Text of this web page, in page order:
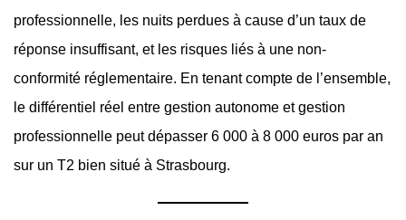
professionnelle, les nuits perdues à cause d’un taux de
réponse insuffisant, et les risques liés à une non-
conformité réglementaire. En tenant compte de l’ensemble,
le différentiel réel entre gestion autonome et gestion
professionnelle peut dépasser 6 000 à 8 000 euros par an
sur un T2 bien situé à Strasbourg.